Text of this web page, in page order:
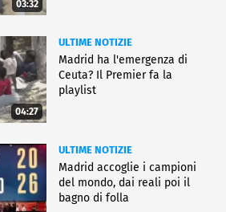
03:32
04:27
ULTIME NOTIZIE
Madrid ha l'emergenza di
Ceuta? Il Premier fa la
playlist
ULTIME NOTIZIE
Madrid accoglie i campioni
del mondo, dai reali poi il
bagno di folla